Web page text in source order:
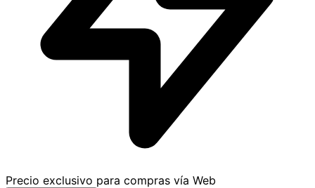
Precio exclusivo para compras vía Web